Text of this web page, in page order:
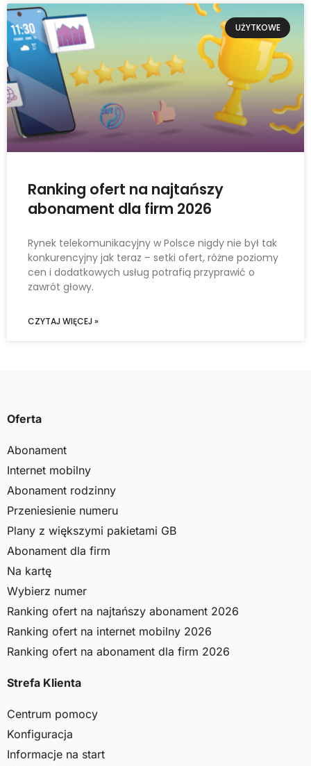
UŻYTKOWE
Ranking ofert na najtańszy
abonament dla firm 2026
Rynek telekomunikacyjny w Polsce nigdy nie był tak
konkurencyjny jak teraz – setki ofert, różne poziomy
cen i dodatkowych usług potrafią przyprawić o
zawrót głowy.
CZYTAJ WIĘCEJ »
Oferta
Abonament
Internet mobilny
Abonament rodzinny
Przeniesienie numeru
Plany z większymi pakietami GB
Abonament dla firm
Na kartę
Wybierz numer
Ranking ofert na najtańszy abonament 2026
Ranking ofert na internet mobilny 2026
Ranking ofert na abonament dla firm 2026
Strefa Klienta
Centrum pomocy
Konfiguracja
Informacje na start